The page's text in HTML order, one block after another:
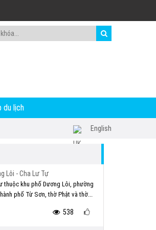
du lịch
English
Lôi - Cha Lư Tự
thuộc khu phố Dương Lôi, phường
phố Từ Sơn, thờ Phật và thờ...
538